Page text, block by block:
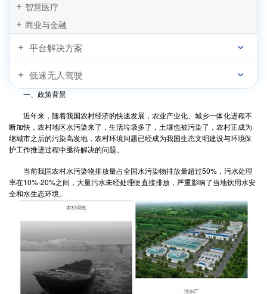
智慧医疗
商业与金融
平台解决方案
低速无人驾驶
一、政策背景
近年来，随着我国农村经济的快速发展，农业产业化、城乡一体化进程不
断加快，农村地区水污染来了，生活垃圾多了，土壤也被污染了，农村正成为
继城市之后的污染高发地，农村环境问题已经成为我国生态文明建设与环境保
护工作推进过程中亟待解决的问题。
当前我国农村水污染物排放量占全国水污染物排放量超过50%，污水处理
率在10%-20%之间，大量污水未经处理便直接排放，严重影响了当地饮用水安
全和水生态环境。